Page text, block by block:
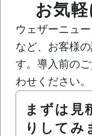
お気
ウェザーニュ
など、お客様
す。導入前の
わせください。
まずは見
りしてみ